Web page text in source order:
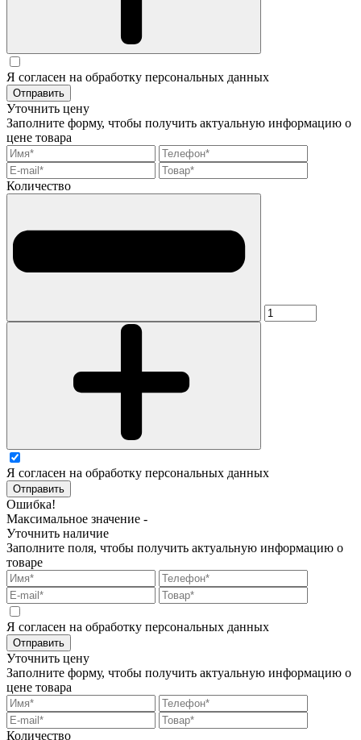
Я согласен на обработку персональных данных
Отправить
Уточнить цену
Заполните форму, чтобы получить актуальную информацию о
цене товара
Количество
Я согласен на обработку персональных данных
Отправить
Ошибка!
Максимальное значение -
Уточнить наличие
Заполните поля, чтобы получить актуальную информацию о
товаре
Я согласен на обработку персональных данных
Отправить
Уточнить цену
Заполните форму, чтобы получить актуальную информацию о
цене товара
Количество